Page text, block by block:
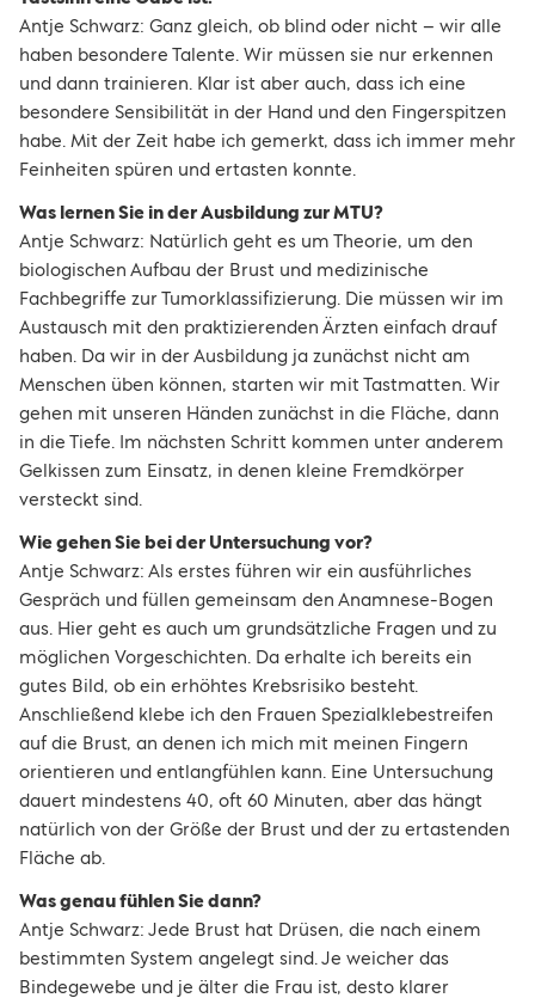
Antje Schwarz: Ganz gleich, ob blind oder nicht – wir alle
haben besondere Talente. Wir müssen sie nur erkennen
und dann trainieren. Klar ist aber auch, dass ich eine
besondere Sensibilität in der Hand und den Fingerspitzen
habe. Mit der Zeit habe ich gemerkt, dass ich immer mehr
Feinheiten spüren und ertasten konnte.
Was lernen Sie in der Ausbildung zur MTU?
Antje Schwarz: Natürlich geht es um Theorie, um den
biologischen Aufbau der Brust und medizinische
Fachbegriffe zur Tumorklassifizierung. Die müssen wir im
Austausch mit den praktizierenden Ärzten einfach drauf
haben. Da wir in der Ausbildung ja zunächst nicht am
Menschen üben können, starten wir mit Tastmatten. Wir
gehen mit unseren Händen zunächst in die Fläche, dann
in die Tiefe. Im nächsten Schritt kommen unter anderem
Gelkissen zum Einsatz, in denen kleine Fremdkörper
versteckt sind.
Wie gehen Sie bei der Untersuchung vor?
Antje Schwarz: Als erstes führen wir ein ausführliches
Gespräch und füllen gemeinsam den Anamnese-Bogen
aus. Hier geht es auch um grundsätzliche Fragen und zu
möglichen Vorgeschichten. Da erhalte ich bereits ein
gutes Bild, ob ein erhöhtes Krebsrisiko besteht.
Anschließend klebe ich den Frauen Spezialklebestreifen
auf die Brust, an denen ich mich mit meinen Fingern
orientieren und entlangfühlen kann. Eine Untersuchung
dauert mindestens 40, oft 60 Minuten, aber das hängt
natürlich von der Größe der Brust und der zu ertastenden
Fläche ab.
Was genau fühlen Sie dann?
Antje Schwarz: Jede Brust hat Drüsen, die nach einem
bestimmten System angelegt sind. Je weicher das
Bindegewebe und je älter die Frau ist, desto klarer